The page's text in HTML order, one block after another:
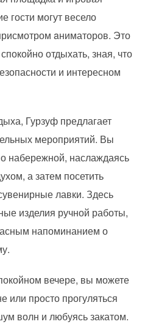
гости могут весело
aниматоров. Это
отдыхать, зная, что
и интересном
Гурзуф предлагает
мероприятий. Вы
набережной, наслаждаясь
а затем посетить
лавки. Здесь
изделия ручной работы,
напоминанием о
вечере, вы можете
или просто прогуляться
волн и любуясь закатом.